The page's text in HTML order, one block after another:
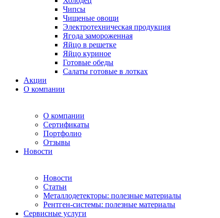
Чипсы
Чищеные овощи
Электротехническая продукция
Ягода замороженная
Яйцо в решетке
Яйцо куриное
Готовые обеды
Салаты готовые в лотках
Акции
О компании
О компании
Сертификаты
Портфолио
Отзывы
Новости
Новости
Статьи
Металлодетекторы: полезные материалы
Рентген-системы: полезные материалы
Сервисные услуги